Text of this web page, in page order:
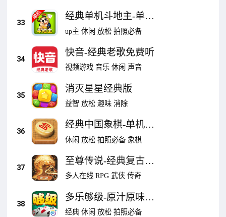
33
经典单机斗地主-单机
精品
up主 休闲 放松 拍照必备
34
快音-经典老歌免费听
视频游戏 音乐 休闲 声音
35
消灭星星经典版
益智 放松 趣味 消除
36
经典中国象棋-单机精
品
休闲 放松 拍照必备 象棋
37
至尊传说-经典复古传
奇
多人在线 RPG 武侠 传奇
38
多乐够级-原汁原味经
典够级
经典 休闲 放松 拍照必备